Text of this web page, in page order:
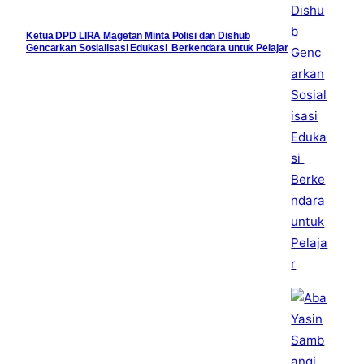
Ketua DPD LIRA Magetan Minta Polisi dan Dishub
Gencarkan Sosialisasi Edukasi Berkendara untuk Pelajar